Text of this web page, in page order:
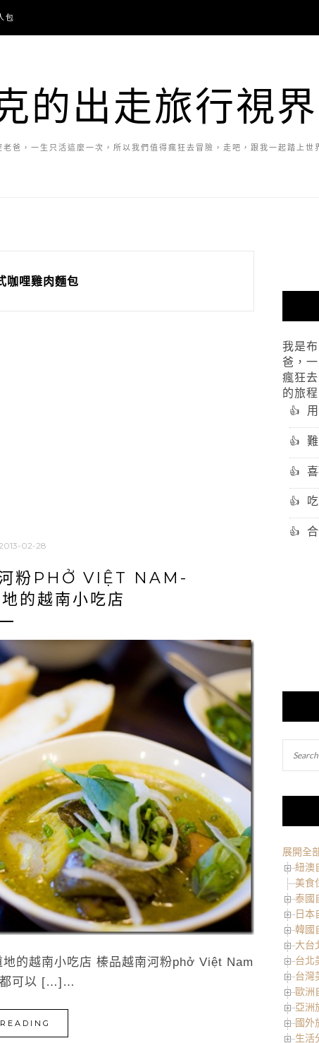
包
的出走旅行視界
爸，一生只活這麼一次，所以我們值得瘋狂去冒險，走吧，跟我一起踏上世
咖哩雞肉麵包
02-28
粉PHỞ VIỆT NAM-
的越南小吃店
的越南小吃店 榛品越南河粉phở Việt Nam
都可以 […]…
我是
爸，
瘋狂
的旅程
展開全
紐澳
美食
泰國
日本
韓國
大台
台北
台灣
歐洲
亞洲
國外
生活